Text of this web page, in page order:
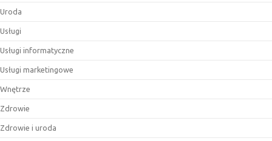
Uroda
Usługi
Usługi informatyczne
Usługi marketingowe
Wnętrze
Zdrowie
Zdrowie i uroda